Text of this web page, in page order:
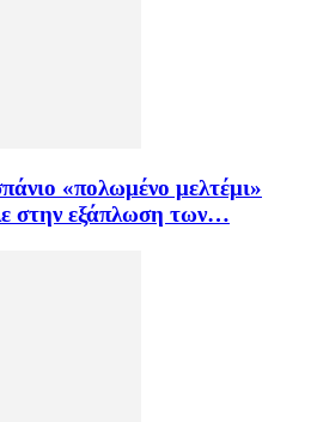
«πολωμένο μελτέμι»
στην εξάπλωση των…